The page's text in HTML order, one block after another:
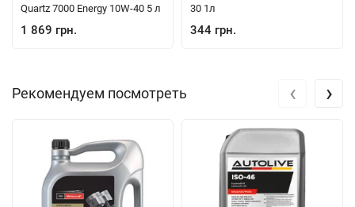
Quartz 7000 Energy 10W-40 5 л
1 869 грн.
30 1л
344 грн.
Рекомендуем посмотреть ‹ ›